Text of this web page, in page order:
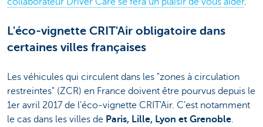
L'éco-vignette CRIT'Air obligatoire dans
certaines villes françaises
Les véhicules qui circulent dans les "zones à circulation
restreintes" (ZCR) en France doivent être pourvus depuis le
1er avril 2017 de l'éco-vignette CRIT'Air. C'est notamment
le cas dans les villes de Paris, Lille, Lyon et Grenoble.